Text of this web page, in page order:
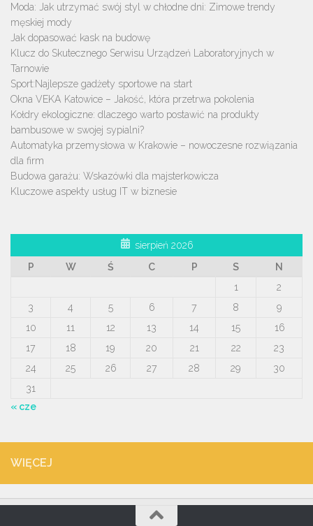
Moda: Jak utrzymać swój styl w chłodne dni: Zimowe trendy
męskiej mody
Jak dopasować kask na budowę
Klucz do Skutecznego Serwisu Urządzeń Laboratoryjnych w
Tarnowie
Sport:Najlepsze gadżety sportowe na start
Okna VEKA Katowice – Jakość, która przetrwa pokolenia
Kołdry ekologiczne: dlaczego warto postawić na produkty
bambusowe w swojej sypialni?
Automatyka przemysłowa w Krakowie – nowoczesne rozwiązania
dla firm
Budowa garażu: Wskazówki dla majsterkowicza
Kluczowe aspekty usług IT w biznesie
sierpień 2026
P
W Ś C P S
N
1
2
3
4 5 6 7 8
9
10
11 12 13 14 15
16
17
18 19 20 21 22
23
24
25 26 27 28 29
30
31
« cze
WIĘCEJ